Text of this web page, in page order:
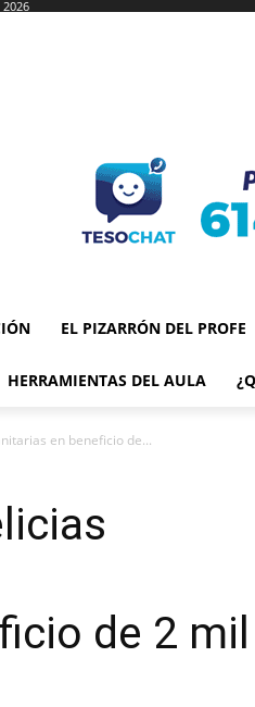
EL PIZARRÓN DEL PROFE
HERRAMIENTAS DEL AULA
en beneficio de...
de 2 mil